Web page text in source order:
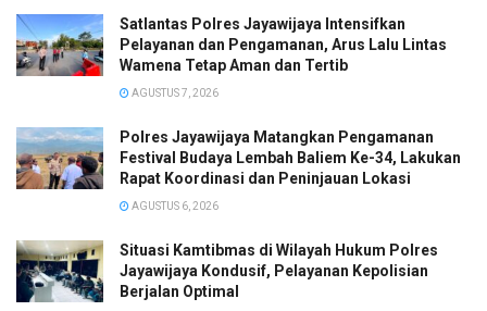
Satlantas Polres Jayawijaya Intensifkan
Pelayanan dan Pengamanan, Arus Lalu Lintas
Wamena Tetap Aman dan Tertib
AGUSTUS 7, 2026
Polres Jayawijaya Matangkan Pengamanan
Festival Budaya Lembah Baliem Ke-34, Lakukan
Rapat Koordinasi dan Peninjauan Lokasi
AGUSTUS 6, 2026
Situasi Kamtibmas di Wilayah Hukum Polres
Jayawijaya Kondusif, Pelayanan Kepolisian
Berjalan Optimal